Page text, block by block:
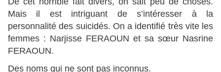
Mais il est intriguant de s’intéresser à la
personnalité des suicidés. On a identifié très vite les
femmes : Narjisse FERAOUN et sa sœur Nasrine
FERAOUN.
Des noms qui ne sont pas inconnus.